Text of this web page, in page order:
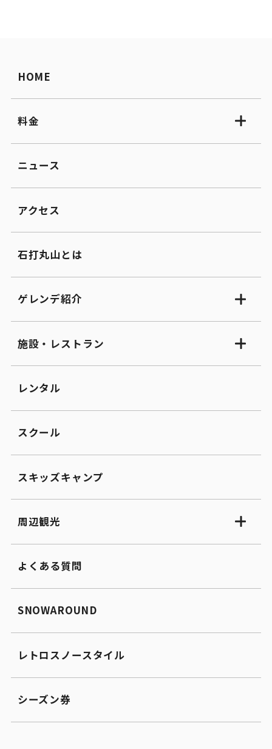
HOME
料金
ニュース
アクセス
石打丸山とは
ゲレンデ紹介
施設・レストラン
レンタル
スクール
スキッズキャンプ
周辺観光
よくある質問
SNOWAROUND
レトロスノースタイル
シーズン券